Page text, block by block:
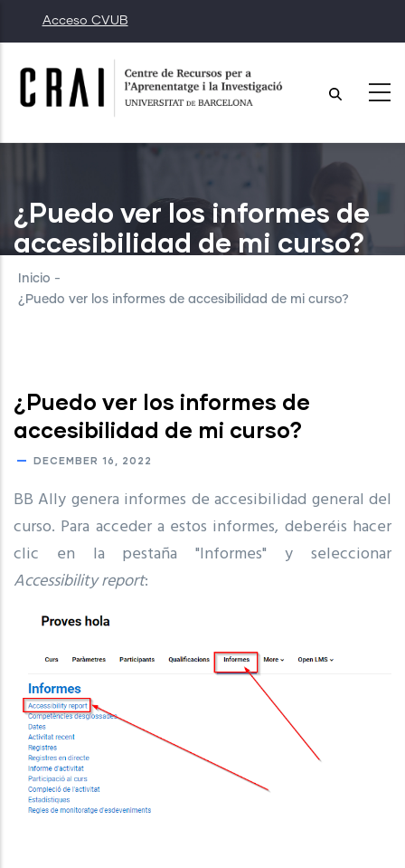
al
contenido
principal
Acceso CVUB
¿Puedo ver los informes de
accesibilidad de mi curso?
Inicio -
¿Puedo ver los informes de accesibilidad de mi curso?
¿Puedo ver los informes de
accesibilidad de mi curso?
DECEMBER 16, 2022
BB Ally genera informes de accesibilidad general del
curso. Para acceder a estos informes, deberéis hacer
clic en la pestaña "Informes" y seleccionar
Accessibility report: